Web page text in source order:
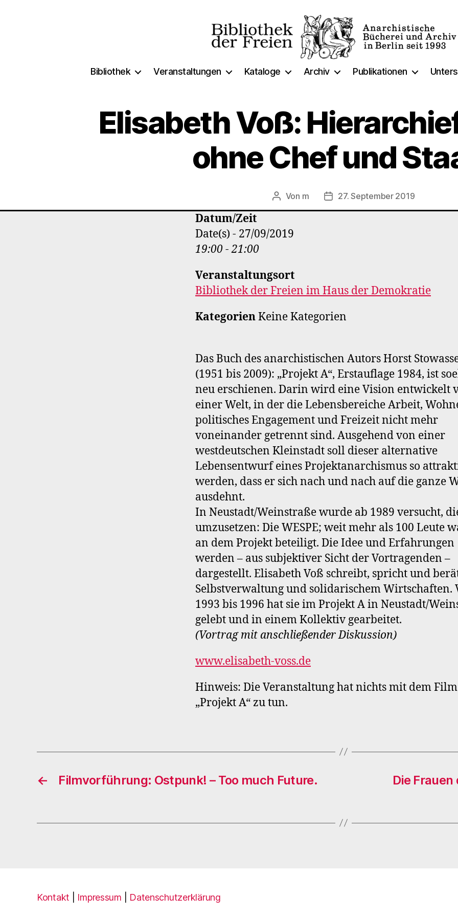
der
Bibliothek Veranstaltungen Kataloge Archiv Publikationen
Elisabeth Voß:
ohne Chef und
Beitragsautor
Von m Veröffentlichungsdatum
27. September 2019
Datum/Zeit
Date(s) - 27/09/2019
19:00 - 21:00
Veranstaltungsort
Bibliothek der Freien im Haus der Demokratie
KategorienKeine Kategorien
Das Buch des anarchistischen Autors Horst
(1951 bis 2009): „Projekt A“, Erstauflage 1984, ist
neu erschienen. Darin wird eine Vision entwickelt
einer Welt, in der die Lebensbereiche Arbeit,
politisches Engagement und Freizeit nicht mehr
voneinander getrennt sind. Ausgehend von einer
westdeutschen Kleinstadt soll dieser alternative
Lebensentwurf eines Projektanarchismus so
werden, dass er sich nach und nach auf die ganze
ausdehnt.
In Neustadt/Weinstraße wurde ab 1989 versucht,
umzusetzen: Die WESPE; weit mehr als 100 Leute
an dem Projekt beteiligt. Die Idee und Erfahrungen
werden – aus subjektiver Sicht der Vortragenden –
dargestellt. Elisabeth Voß schreibt, spricht und
Selbstverwaltung und solidarischem Wirtschaften.
1993 bis 1996 hat sie im Projekt A in Neustadt/
gelebt und in einem Kollektiv gearbeitet.
(Vortrag mit anschließender Diskussion)
www.elisabeth-voss.de
Hinweis: Die Veranstaltung hat nichts mit dem Film
„Projekt A“ zu tun.
← Filmvorführung: Ostpunk! – Too much Future.
Die
Kontakt Impressum Datenschutzerklärung